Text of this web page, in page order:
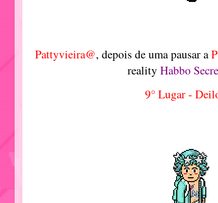
Pattyvieira@, depois de uma pausar a
reality Habbo
9° Lugar -